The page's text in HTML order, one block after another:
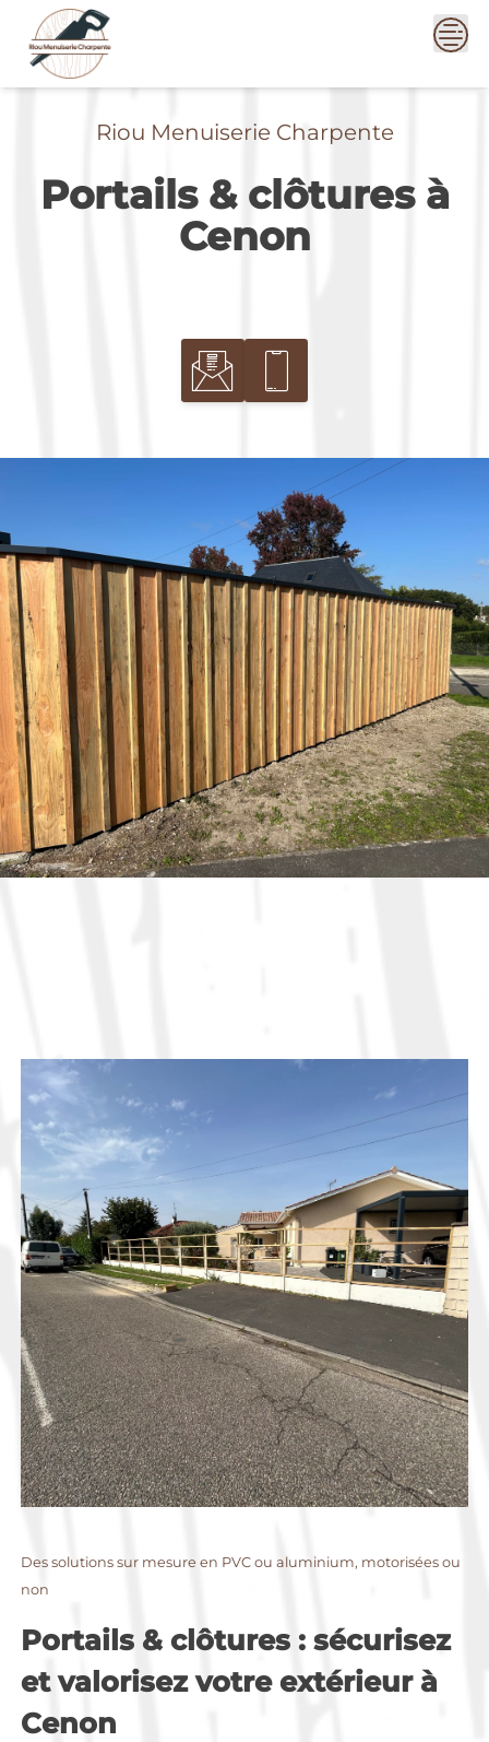
content
Riou Menuiserie Charpente
Portails & clôtures à
Cenon
Des solutions sur mesure en PVC ou aluminium, motorisées ou
non
Portails & clôtures : sécurisez
et valorisez votre extérieur à
Cenon